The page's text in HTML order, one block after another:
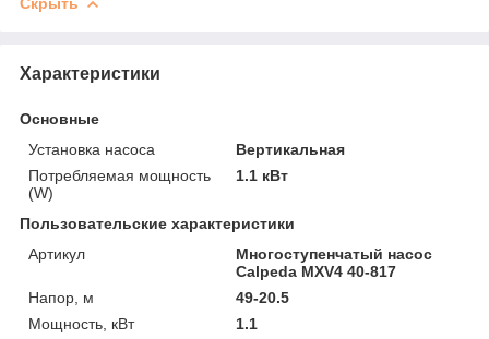
Характеристики
Основные
Установка насоса
Вертикальная
Потребляемая мощность
(W)
1.1 кВт
Пользовательские характеристики
Артикул
Многоступенчатый насос
Calpeda MXV4 40-817
Напор, м
49-20.5
Мощность, кВт
1.1